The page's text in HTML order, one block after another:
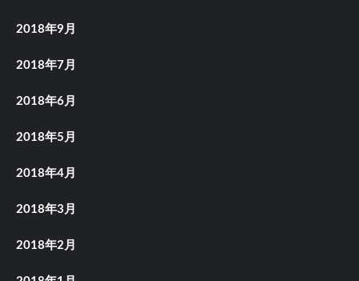
2018年9月
2018年7月
2018年6月
2018年5月
2018年4月
2018年3月
2018年2月